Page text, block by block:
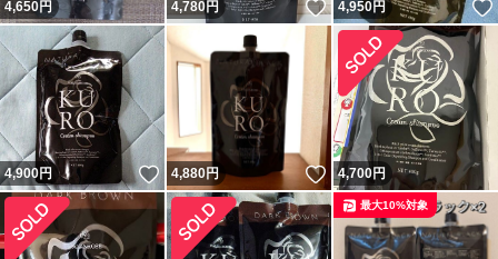
4,650円 4,780円 いいね！
4,950円
4,900円 いいね！
4,880円 いいね！
4,700円
最大10%対象